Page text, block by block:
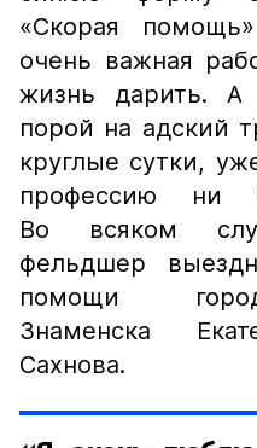
«Скорая
очень важная
жизнь дарить.
порой на адский
круглые сутки,
профессию ни
Во всяком
фельдшер
помощи
Знаменска
Сахнова.